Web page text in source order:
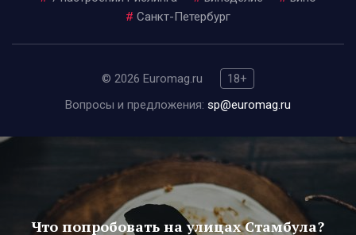
# Санкт-Петербург
© 2026 Euromag.ru
18+
Вопросы и предложения: sp@euromag.ru
Что попробовать на улицах Стамбула?